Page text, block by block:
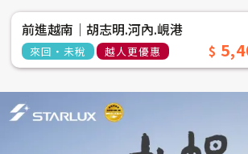
前進越南│胡志明.河內.峴港
來回‧未稅 越人更優惠